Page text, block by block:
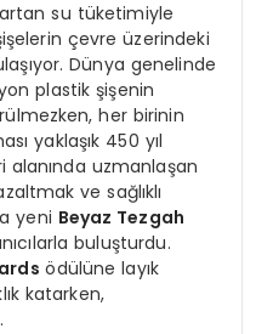
artan su tüketimiyle
çevre üzerindeki
Dünya genelinde
plastik şişenin
her birinin
yaklaşık 450 yıl
alanında uzmanlaşan
ve sağlıklı
yeni Beyaz Tezgah
buluşturdu.
ödülüne layık
katarken,